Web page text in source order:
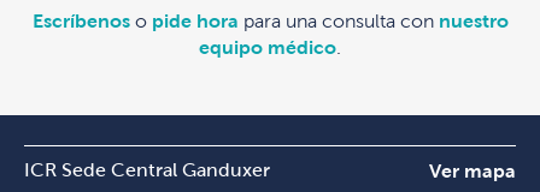
Escríbenoso pide hora para una consulta con nuestro
equipo médico
ICR Sede Central Ganduxer Ver mapa